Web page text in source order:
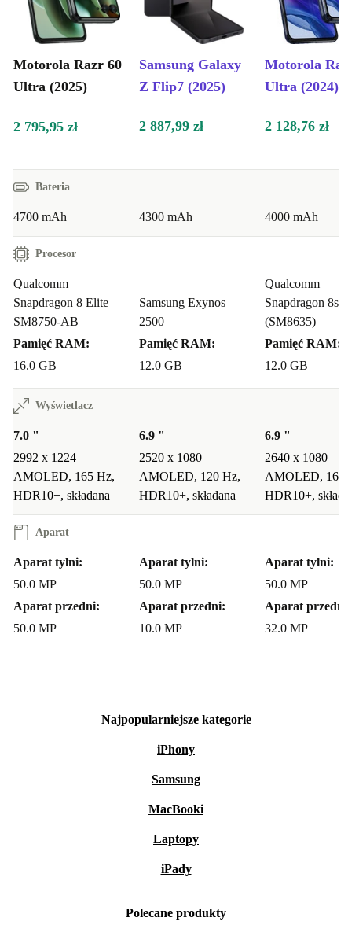
Motorola Razr 60
Ultra (2025)
Samsung Galaxy
Z Flip7 (2025)
Motorola
Ultra (2024)
2 795,95 zł 2 887,99 zł 2 128,76 zł
Bateria
4700 mAh 4300 mAh 4000 mAh
Procesor
Qualcomm
Snapdragon 8 Elite
SM8750-AB
Pamięć RAM:
16.0 GB
Samsung Exynos
2500
Pamięć RAM:
12.0 GB
Qualcomm
Snapdragon 8s
(SM8635)
Pamięć RAM:
12.0 GB
Wyświetlacz
7.0 "
2992 x 1224
AMOLED, 165 Hz,
HDR10+, składana
6.9 "
2520 x 1080
AMOLED, 120 Hz,
HDR10+, składana
6.9 "
2640 x 1080
AMOLED, 165
HDR10+,
Aparat
Aparat tylni:
50.0 MP
Aparat przedni:
50.0 MP
Aparat tylni:
50.0 MP
Aparat przedni:
10.0 MP
Aparat tylni:
50.0 MP
Aparat przedni:
32.0 MP
Najpopularniejsze kategorie
iPhony
Samsung
MacBooki
Laptopy
iPady
Polecane produkty